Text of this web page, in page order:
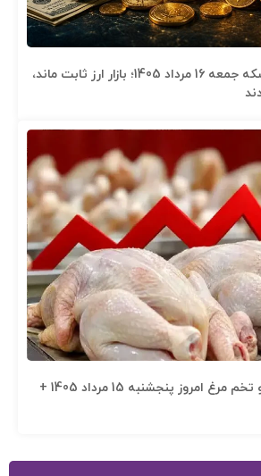
قیمت دلار، طلا و سکه جمعه 16 مرداد 1405؛ بازار ارز ثابت ماند،
قیمت مرغ، ماهی و تخم مرغ امروز پنجشنبه 15 مرداد 1405 +